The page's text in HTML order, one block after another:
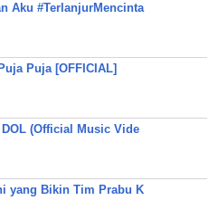
Aku #TerlanjurMencinta
Puja [OFFICIAL]
(Official Music Vide
yang Bikin Tim Prabu K